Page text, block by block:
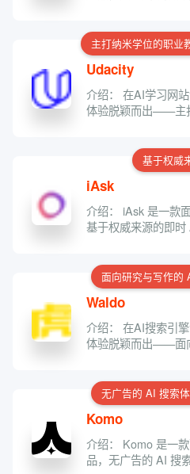
主打纳米学位的职业
Udacity
介绍： 在AI学习网
体验脱颖而出——主
基于权威
iAsk
介绍： iAsk 是一款
基于权威来源的即
面向研究与写作的
Waldo
介绍： 在AI搜索引
体验脱颖而出——面
无广告的 AI 搜索
Komo
介绍： Komo 是一
品，无广告的 AI 搜